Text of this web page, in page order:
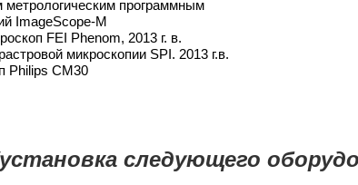
программным
ImageScope-М
FEI Phenom, 2013 г. в.
микроскопии SPI. 2013 г.в.
Philips CM30
следующего